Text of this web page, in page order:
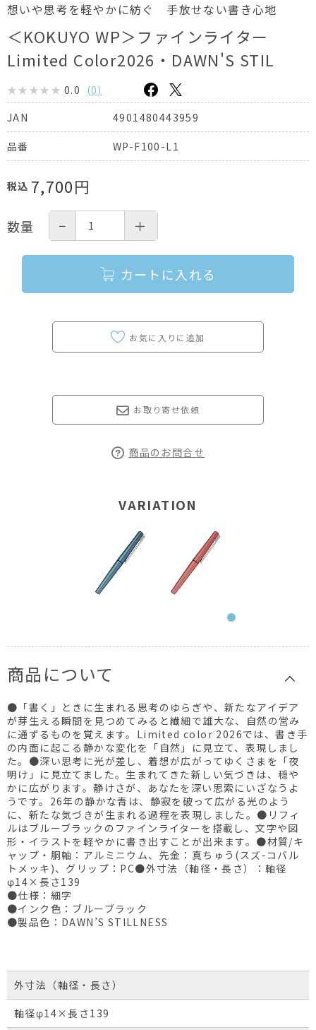
想いや思考を軽やかに紡ぐ 手放せない書き心地
＜KOKUYO WP＞ファインライター
Limited Color2026・DAWN'S STIL
0.0 (0)
JAN
4901480443959
品番 WP-F100-L1
税込 7,700円
数量 − ＋
カートに入れる
お取り寄せ依頼
商品のお問合せ
VARIATION
商品について
●「書く」ときに生まれる思考のゆらぎや、新たなアイデア
が芽生える瞬間を見つめてみると繊細で雄大な、自然の営み
に通ずるものを覚えます。Limited color 2026では、書き手
の内面に起こる静かな変化を「自然」に見立て、表現しまし
た。●深い思考に光が差し、着想が広がってゆくさまを「夜
明け」に見立てました。生まれてきた新しい気づきは、穏や
かに広がります。静けさが、あなたを深い思索にいざなうよ
うです。26年の静かな青は、静寂を破って広がる光のよう
に、新たな気づきが生まれる過程を表現しました。●リフィ
ルはブルーブラックのファインライターを搭載し、文字や図
形・イラストを軽やかに書き出すことが出来ます。●材質/キ
ャップ・胴軸：アルミニウム、先金：真ちゅう(スズ-コバル
トメッキ)、グリップ：PC●外寸法（軸径・長さ）：軸径
φ14×長さ139
●仕様：細字
●インク色：ブルーブラック
●製品色：DAWN’S STILLNESS
外寸法（軸径・長さ）
軸径φ14×長さ139